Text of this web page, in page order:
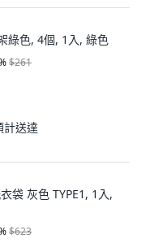
綠色, 4個, 1入, 綠色
$261
計送達
袋 灰色 TYPE1, 1入,
$623